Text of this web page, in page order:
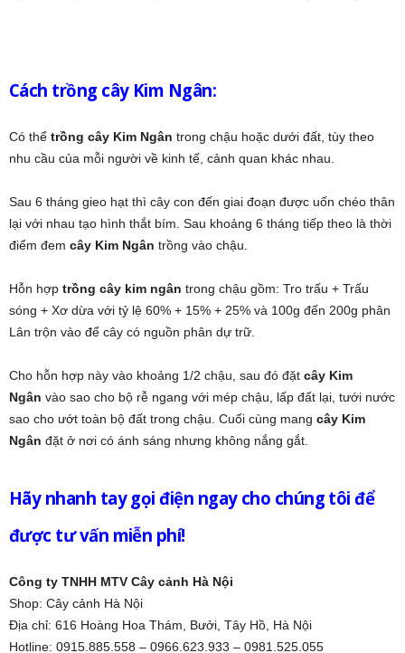
Cách trồng cây Kim Ngân:
Có thể trồng cây Kim Ngân trong chậu hoặc dưới đất, tùy theo
nhu cầu của mỗi người về kinh tế, cảnh quan khác nhau.
Sau 6 tháng gieo hạt thì cây con đến giai đoạn được uốn chéo thân
lại với nhau tạo hình thắt bím. Sau khoảng 6 tháng tiếp theo là thời
điểm đem cây Kim Ngân trồng vào chậu.
Hỗn hợp trồng cây kim ngân trong chậu gồm: Tro trấu + Trấu
sóng + Xơ dừa với tỷ lệ 60% + 15% + 25% và 100g đến 200g phân
Lân trộn vào để cây có nguồn phân dự trữ.
Cho hỗn hợp này vào khoảng 1/2 chậu, sau đó đặt cây Kim
Ngân vào sao cho bộ rễ ngang với mép chậu, lấp đất lại, tưới nước
sao cho ướt toàn bộ đất trong chậu. Cuối cùng mang cây Kim
Ngân đặt ở nơi có ánh sáng nhưng không nắng gắt.
Hãy nhanh tay gọi điện ngay cho chúng tôi để
được tư vấn miễn phí!
Công ty TNHH MTV Cây cảnh Hà Nội
Shop: Cây cảnh Hà Nội
Địa chỉ: 616 Hoàng Hoa Thám, Bưởi, Tây Hồ, Hà Nội
Hotline: 0915.885.558 – 0966.623.933 – 0981.525.055